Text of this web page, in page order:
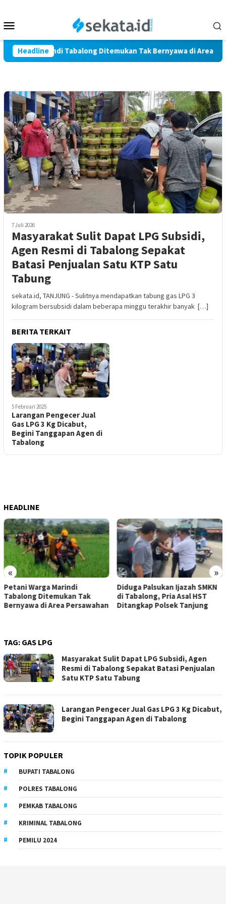
konten
Mobile
Headline
Warga Marindi Tabalong Ditemukan Tak Bernyawa di Area
7 Juli 2026
Masyarakat Sulit Dapat LPG Subsidi,
Agen Resmi di Tabalong Sepakat
Batasi Penjualan Satu KTP Satu
Tabung
sekata.id, TANJUNG - Sulitnya mendapatkan tabung gas LPG 3
kilogram bersubsidi dalam beberapa minggu terakhir banyak […]
BERITA TERKAIT
5 Februari 2025
Larangan Pengecer Jual
Gas LPG 3 Kg Dicabut,
Begini Tanggapan Agen di
Tabalong
HEADLINE
« »
Petani Warga Marindi
Tabalong Ditemukan Tak
Bernyawa di Area Persawahan
Diduga Palsukan Ijazah SMKN
di Tabalong, Pria Asal HST
Ditangkap Polsek Tanjung
TAG: GAS LPG
Masyarakat Sulit Dapat LPG Subsidi, Agen
Resmi di Tabalong Sepakat Batasi Penjualan
Satu KTP Satu Tabung
Larangan Pengecer Jual Gas LPG 3 Kg Dicabut,
Begini Tanggapan Agen di Tabalong
TOPIK POPULER
BUPATI TABALONG
POLRES TABALONG
PEMKAB TABALONG
KRIMINAL TABALONG
PEMILU 2024